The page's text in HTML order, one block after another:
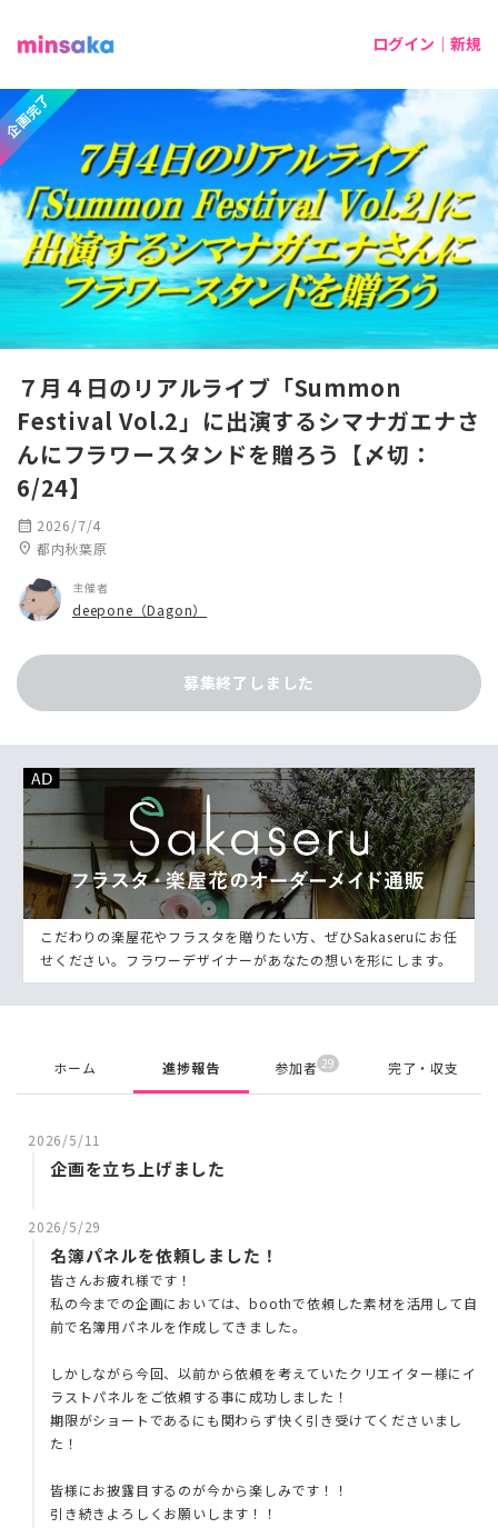
ログイン｜新規
企画完了
７月４日のリアルライブ「Summon
Festival Vol.2」に出演するシマナガエナさ
んにフラワースタンドを贈ろう​【〆切：
6/24】
calendar_month 2026/7/4
location_on 都内秋葉原
主催者
deepone（Dagon）
募集終了しました
こだわりの楽屋花やフラスタを贈りたい方、ぜひSakaseruにお任
せください。フラワーデザイナーがあなたの想いを形にします。
ホーム 進捗報告 参加者 29 完了・収支
2026/5/11
企画を立ち上げました
2026/5/29
名簿パネルを依頼しました！
皆さんお疲れ様です！
私の今までの企画においては、boothで依頼した素材を活用して自
前で名簿用パネルを作成してきました。
しかしながら今回、以前から依頼を考えていたクリエイター様にイ
ラストパネルをご依頼する事に成功しました！
期限がショートであるにも関わらず快く引き受けてくださいまし
た！
皆様にお披露目するのが今から楽しみです！！
引き続きよろしくお願いします！！